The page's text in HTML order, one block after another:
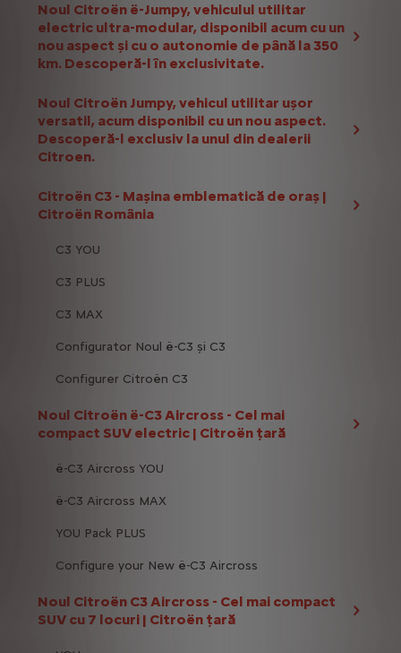
Noul Citroën ë-Jumpy, vehiculul utilitar
electric ultra-modular, disponibil acum cu un
nou aspect și cu o autonomie de până la 350
km. Descoperă-l în exclusivitate.
Noul Citroën Jumpy, vehicul utilitar ușor
versatil, acum disponibil cu un nou aspect.
Descoperă-l exclusiv la unul din dealerii
Citroen.
Citroën C3 - Mașina emblematică de oraș |
Citroën România
C3 YOU
C3 PLUS
C3 MAX
Configurator Noul ë-C3 și C3
Configurer Citroën C3
Noul Citroën ë-C3 Aircross - Cel mai
compact SUV electric | Citroën țară
ë-C3 Aircross YOU
ë-C3 Aircross MAX
YOU Pack PLUS
Configure your New ë-C3 Aircross
Noul Citroën C3 Aircross - Cel mai compact
SUV cu 7 locuri | Citroën țară